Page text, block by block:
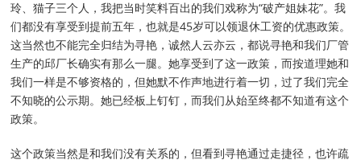
玲、猫子三个人，我把当时笑料百出的我们戏称为“破产姐妹花”。我
们都没有享受到提前五年，也就是45岁可以领退休工资的优惠政策。
这当然也不能完全归结为寻艳，诚然人云亦云，都说寻艳和我们厂管
生产的邱厂长确实有那么一腿。她享受到了这一政策，而按道理她和
我们一样是不够资格的，但她默不作声地进行着一切，过了我们完全
不知晓的公示期。她已经板上钉钉，而我们从始至终都不知道有这个
政策。
这个政策当然是和我们没有关系的，但看到寻艳通过走捷径，也许疏